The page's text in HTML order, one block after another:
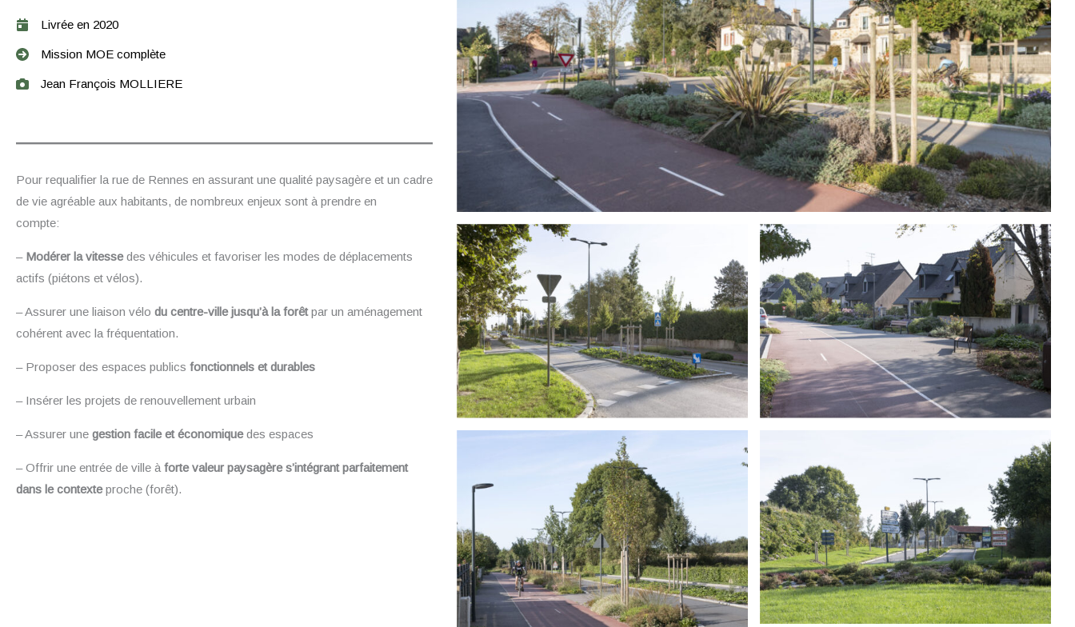
Livrée en 2020
Mission MOE complète
Jean François MOLLIERE
Pour requalifier la rue de Rennes en assurant une qualité paysagère et un cadre
de vie agréable aux habitants, de nombreux enjeux sont à prendre en
compte:
– Modérer la vitessedes véhicules et favoriser les modes de déplacements
actifs (piétons et vélos).
– Assurer une liaison vélo du centre-ville jusqu’à la forêtpar un aménagement
cohérent avec la fréquentation.
– Proposer des espaces publics fonctionnels et durables
– Insérer les projets de renouvellement urbain
– Assurer une gestion facile et économiquedes espaces
– Offrir une entrée de ville à forte valeur paysagère s’intégrant parfaitement
dans le contexteproche (forêt).